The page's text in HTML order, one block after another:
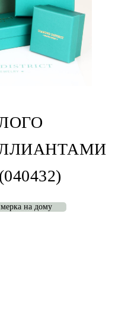
на дому